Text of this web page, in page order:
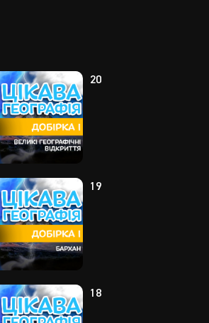
20
19
18